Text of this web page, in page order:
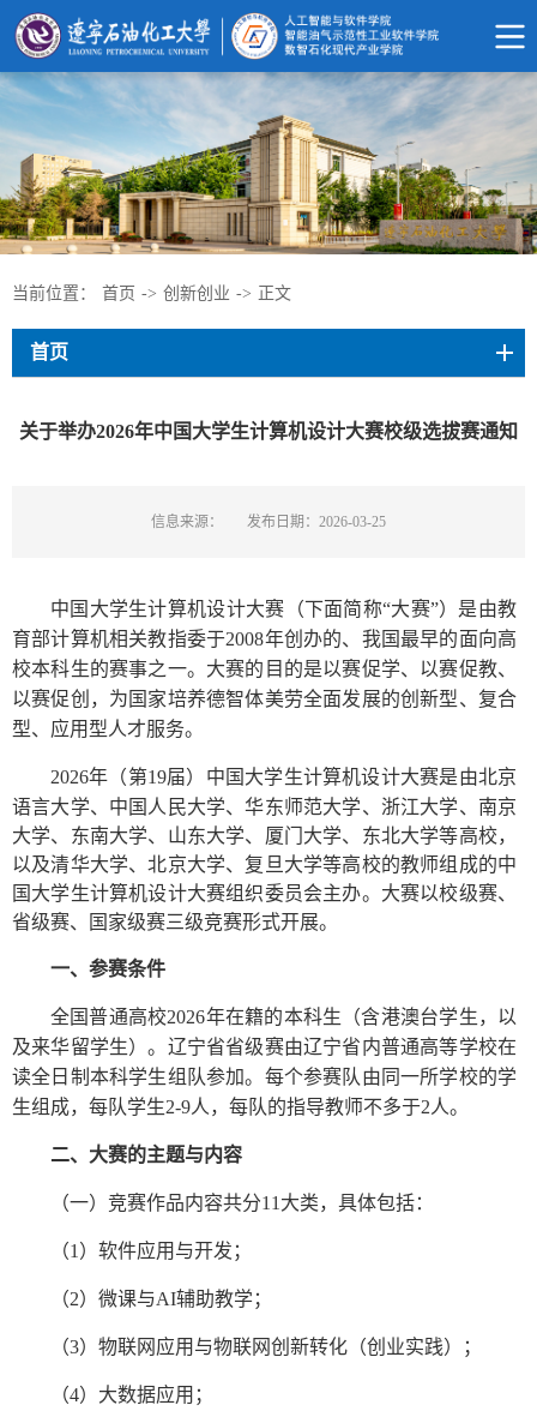
当前位置： 首页 -> 创新创业 -> 正文
首页
关于举办2026年中国大学生计算机设计大赛校级选拔赛通知
信息来源： 发布日期：2026-03-25
中国大学生计算机设计大赛（下面简称“大赛”）是由教
育部计算机相关教指委于2008年创办的、我国最早的面向高
校本科生的赛事之一。大赛的目的是以赛促学、以赛促教、
以赛促创，为国家培养德智体美劳全面发展的创新型、复合
型、应用型人才服务。
2026年（第19届）中国大学生计算机设计大赛是由北京
语言大学、中国人民大学、华东师范大学、浙江大学、南京
大学、东南大学、山东大学、厦门大学、东北大学等高校，
以及清华大学、北京大学、复旦大学等高校的教师组成的中
国大学生计算机设计大赛组织委员会主办。 大赛以校级赛、
省级赛、国家级赛三级竞赛形式开展。
一、参赛条件
全国普通高校2026年在籍的本科生（含港澳台学生，以
及来华留学生）。 辽宁省省级赛由辽宁省内普通高等学校在
读全日制本科学生组队参加。每个参赛队由同一所学校的学
生组成，每队学生2-9人，每队的指导教师不多于2人。
二、大赛的主题与内容
（一）竞赛作品内容共分11大类，具体包括：
（1）软件应用与开发；
（2）微课与AI辅助教学；
（3）物联网应用与物联网创新转化（创业实践）；
（4）大数据应用；